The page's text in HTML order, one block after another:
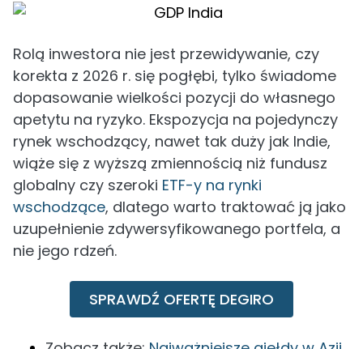
Rolą inwestora nie jest przewidywanie, czy
korekta z 2026 r. się pogłębi, tylko świadome
dopasowanie wielkości pozycji do własnego
apetytu na ryzyko. Ekspozycja na pojedynczy
rynek wschodzący, nawet tak duży jak Indie,
wiąże się z wyższą zmiennością niż fundusz
globalny czy szeroki ETF-y na rynki
wschodzące, dlatego warto traktować ją jako
uzupełnienie zdywersyfikowanego portfela, a
nie jego rdzeń.
SPRAWDŹ OFERTĘ DEGIRO